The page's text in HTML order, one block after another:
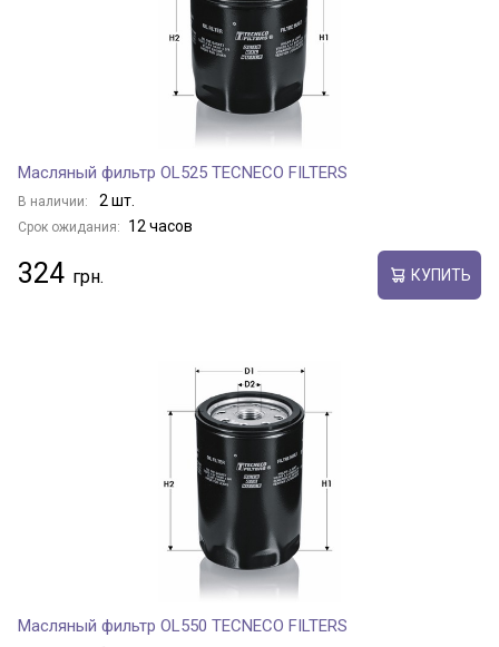
Масляный фильтр OL525 TECNECO FILTERS
В наличии: 2 шт.
Срок ожидания: 12 часов
324 КУПИТЬ
Масляный фильтр OL550 TECNECO FILTERS